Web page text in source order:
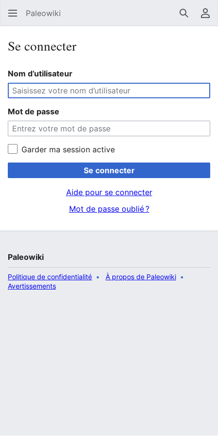
Paleowiki
Se connecter
Nom d’utilisateur
Mot de passe
Garder ma session active
Se connecter
Aide pour se connecter
Mot de passe oublié ?
Paleowiki
Politique de confidentialité
À propos de Paleowiki
Avertissements